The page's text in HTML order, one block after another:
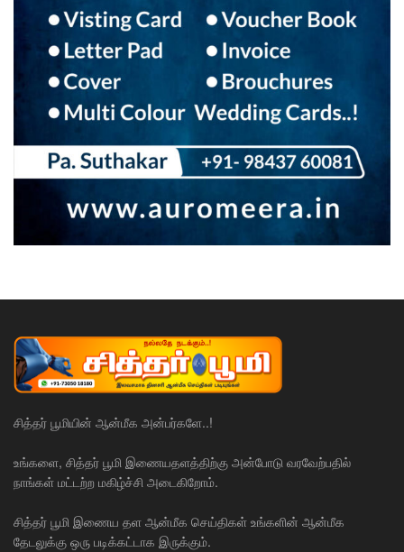
சித்தர் பூமியின் ஆன்மீக அன்பர்களே..!
உங்களை, சித்தர் பூமி இணையதளத்திற்கு அன்போடு வரவேற்பதில்
நாங்கள் மட்டற்ற மகிழ்ச்சி அடைகிறோம்.
சித்தர் பூமி இணைய தள ஆன்மீக செய்திகள் உங்களின் ஆன்மீக
தேடலுக்கு ஒரு படிக்கட்டாக இருக்கும்.